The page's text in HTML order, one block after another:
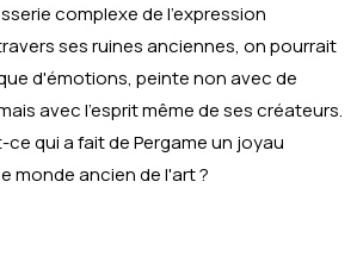
complexe de l'expression
ses ruines anciennes, on pourrait
d'émotions, peinte non avec de
avec l'esprit même de ses créateurs.
qui a fait de Pergame un joyau
monde ancien de l'art ?